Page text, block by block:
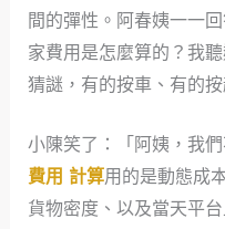
間的彈性。阿春姨一一
家費用是怎麼算的？我
猜謎，有的按車、有的
小陳笑了：「阿姨，我
費用 計算用的是動態成
貨物密度、以及當天平